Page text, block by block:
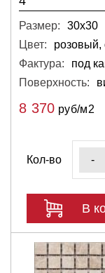
Размер:
30х30
Цвет:
розовый,
Фактура:
под
Поверхность:
8 370 руб/м2
Кол-во -
В